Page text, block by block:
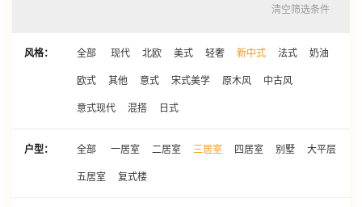
清空筛选条件
风格： 全部 现代 北欧 美式 轻奢 新中式 法式 奶油
欧式 其他 意式 宋式美学 原木风 中古风
意式现代 混搭 日式
户型： 全部 一居室 二居室 三居室 四居室 别墅 大平层
五居室 复式楼